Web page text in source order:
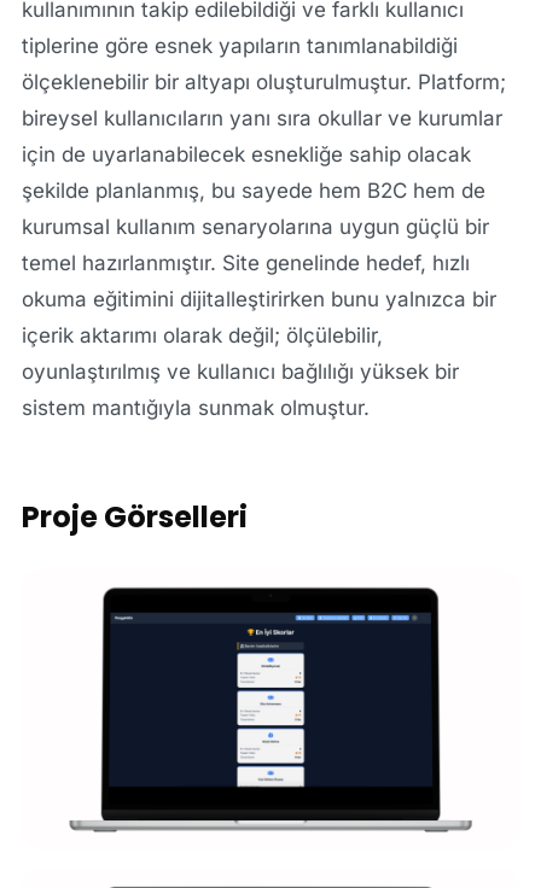
kullanımının takip edilebildiği ve farklı kullanıcı
tiplerine göre esnek yapıların tanımlanabildiği
ölçeklenebilir bir altyapı oluşturulmuştur. Platform;
bireysel kullanıcıların yanı sıra okullar ve kurumlar
için de uyarlanabilecek esnekliğe sahip olacak
şekilde planlanmış, bu sayede hem B2C hem de
kurumsal kullanım senaryolarına uygun güçlü bir
temel hazırlanmıştır. Site genelinde hedef, hızlı
okuma eğitimini dijitalleştirirken bunu yalnızca bir
içerik aktarımı olarak değil; ölçülebilir,
oyunlaştırılmış ve kullanıcı bağlılığı yüksek bir
sistem mantığıyla sunmak olmuştur.
Proje Görselleri